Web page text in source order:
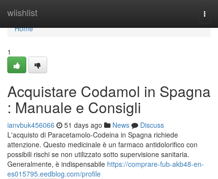
wiishlist
Home
Home
1
Acquistare Codamol in Spagna
: Manuale e Consigli
ianvbuk456066 51 days ago News
Discuss
L'acquisto di Paracetamolo-Codeina in Spagna richiede
attenzione. Questo medicinale è un farmaco antidolorifico con
possibili rischi se non utilizzato sotto supervisione sanitaria.
Generalmente, è indispensabile https://comprare-fub-akb48-en-
es015795.eedblog.com/profile